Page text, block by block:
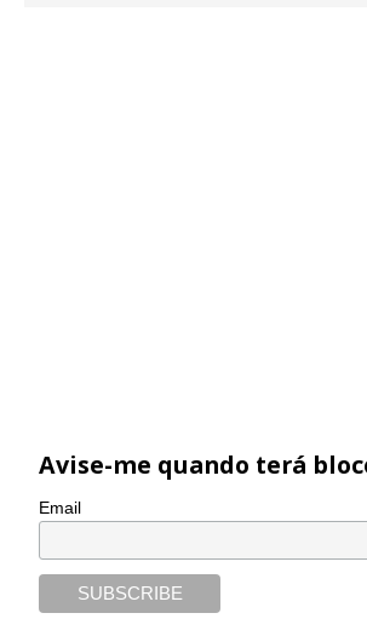
Avise-me quando terá
Email